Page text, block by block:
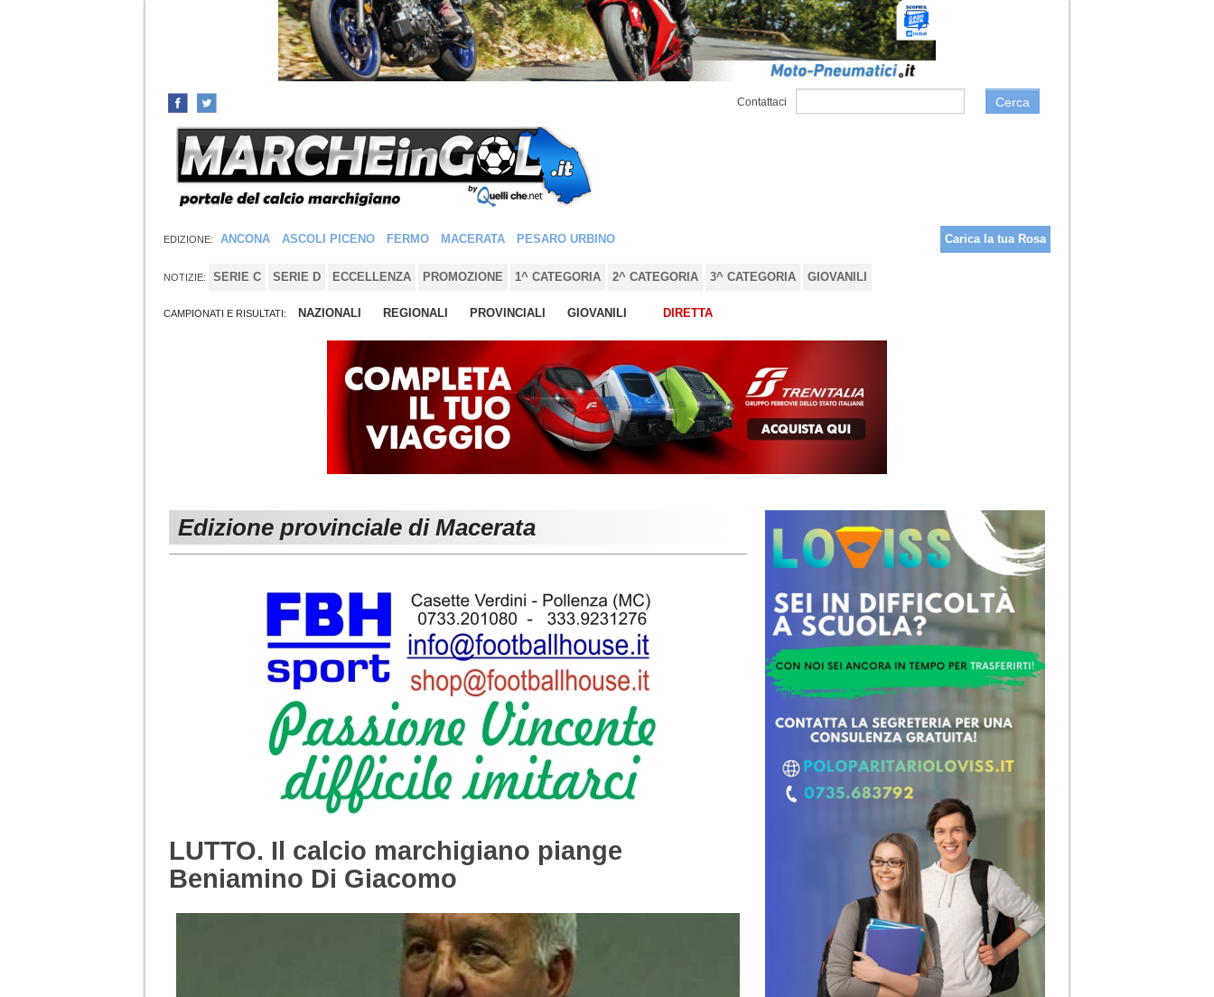
Contattaci Cerca
EDIZIONE: ANCONA ASCOLI PICENO FERMO MACERATA PESARO URBINO Carica la tua Rosa
NOTIZIE: SERIE C SERIE D ECCELLENZA PROMOZIONE 1^ CATEGORIA 2^ CATEGORIA 3^ CATEGORIA GIOVANILI
CAMPIONATI E RISULTATI: NAZIONALI REGIONALI PROVINCIALI GIOVANILI DIRETTA
Edizione provinciale di Macerata
LUTTO. Il calcio marchigiano piange
Beniamino Di Giacomo